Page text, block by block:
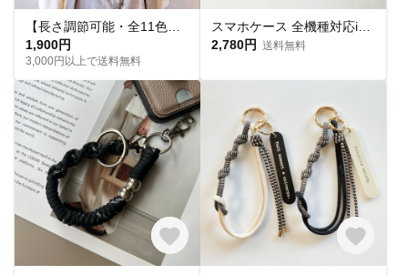
1,900円
3,000円以上で送料無料
2,780円 送料無料